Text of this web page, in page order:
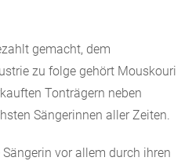
gemacht, dem
zu folge gehört Mouskouri
Tonträgern neben
Sängerinnen aller Zeiten.
vor allem durch ihren